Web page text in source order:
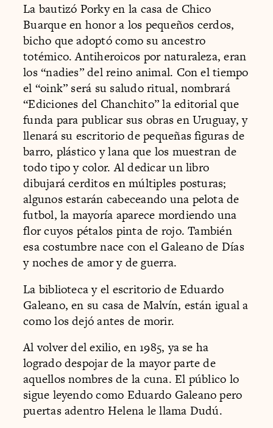
La bautizó Porky en la casa de Chico
Buarque en honor a los pequeños cerdos,
bicho que adoptó como su ancestro
totémico. Antiheroicos por naturaleza, eran
los “nadies” del reino animal. Con el tiempo
el “oink” será su saludo ritual, nombrará
“Ediciones del Chanchito” la editorial que
funda para publicar sus obras en Uruguay, y
llenará su escritorio de pequeñas figuras de
barro, plástico y lana que los muestran de
todo tipo y color. Al dedicar un libro
dibujará cerditos en múltiples posturas;
algunos estarán cabeceando una pelota de
futbol, la mayoría aparece mordiendo una
flor cuyos pétalos pinta de rojo. También
esa costumbre nace con el Galeano de Días
y noches de amor y de guerra.
La biblioteca y el escritorio de Eduardo
Galeano, en su casa de Malvín, están igual a
como los dejó antes de morir.
Al volver del exilio, en 1985, ya se ha
logrado despojar de la mayor parte de
aquellos nombres de la cuna. El público lo
sigue leyendo como Eduardo Galeano pero
puertas adentro Helena le llama Dudú.